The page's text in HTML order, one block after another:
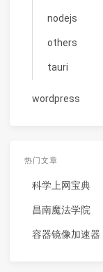
nodejs
others
tauri
wordpress
热门文章
科学上网宝典
昌南魔法学院
容器镜像加速器